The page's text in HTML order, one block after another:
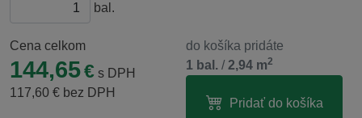
bal.
Cena celkom
144,65€ s DPH
117,60 € bez DPH
do košíka pridáte
1 bal. / 2,94 m2
Pridať do košíka